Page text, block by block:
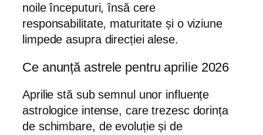
noile începuturi, însă cere
responsabilitate, maturitate și o viziune
limpede asupra direcției alese.
Ce anunță astrele pentru aprilie 2026
Aprilie stă sub semnul unor influențe
astrologice intense, care trezesc dorința
de schimbare, de evoluție și de